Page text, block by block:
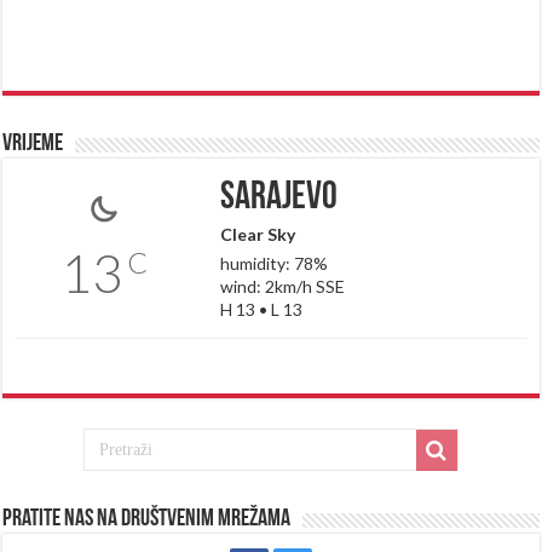
Vrijeme
13 C
Sarajevo
Clear Sky
humidity: 78%
wind: 2km/h SSE
H 13 • L 13
Pratite nas na društvenim mrežama